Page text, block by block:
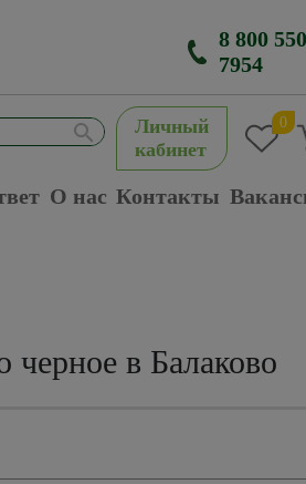
8 800 550
7954
Личный
кабинет
0
О нас Контакты
в Балаково